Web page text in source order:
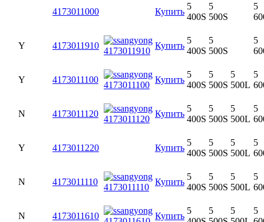
4173011000 Купить
5
400S
5
500S
5
Y 4173011910 Купить
5
400S
5
500S
5
Y 4173011100 Купить
5
400S
5
500S
5
500L
5
N 4173011120 Купить
5
400S
5
500S
5
500L
5
Y 4173011220 Купить
5
400S
5
500S
5
500L
5
N 4173011110 Купить
5
400S
5
500S
5
500L
5
N 4173011610 Купить
5
5
5
5